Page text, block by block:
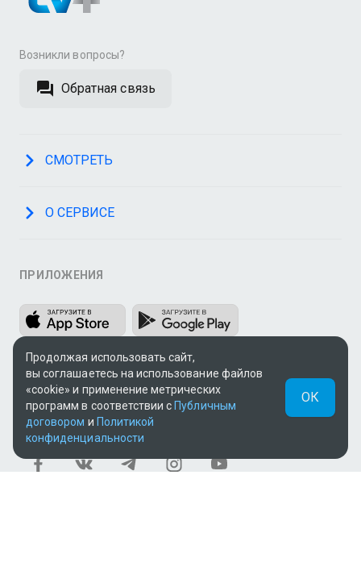
Возникли вопросы?
Обратная связь
СМОТРЕТЬ
О СЕРВИСЕ
ПРИЛОЖЕНИЯ
МЫ В СОЦСЕТЯХ
Продолжая использовать сайт,
вы соглашаетесь на использование файлов
«cookie» и применение метрических
программ в соответствии с Публичным
договором и Политикой
конфиденциальности
ОК